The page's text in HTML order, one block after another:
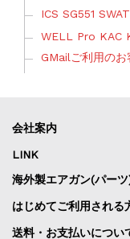
ICS SG551
WELL Pro KAC
GMailご利用のお
会社案内
LINK
海外製エアガン(パー
はじめてご利用される
送料・お支払いについ